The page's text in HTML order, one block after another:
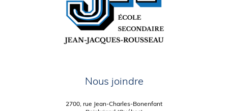
Nous joindre
2700, rue Jean-Charles-Bonenfant